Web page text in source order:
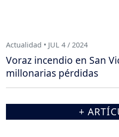
Actualidad • JUL 4 / 2024
Voraz incendio en San
millonarias pérdidas
+